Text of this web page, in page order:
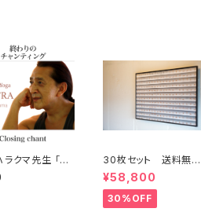
ラクマ先生 「終
データ
30枚セット 送料無
料 アシュタンガヨガポ
スターL
¥58,800
30%OFF